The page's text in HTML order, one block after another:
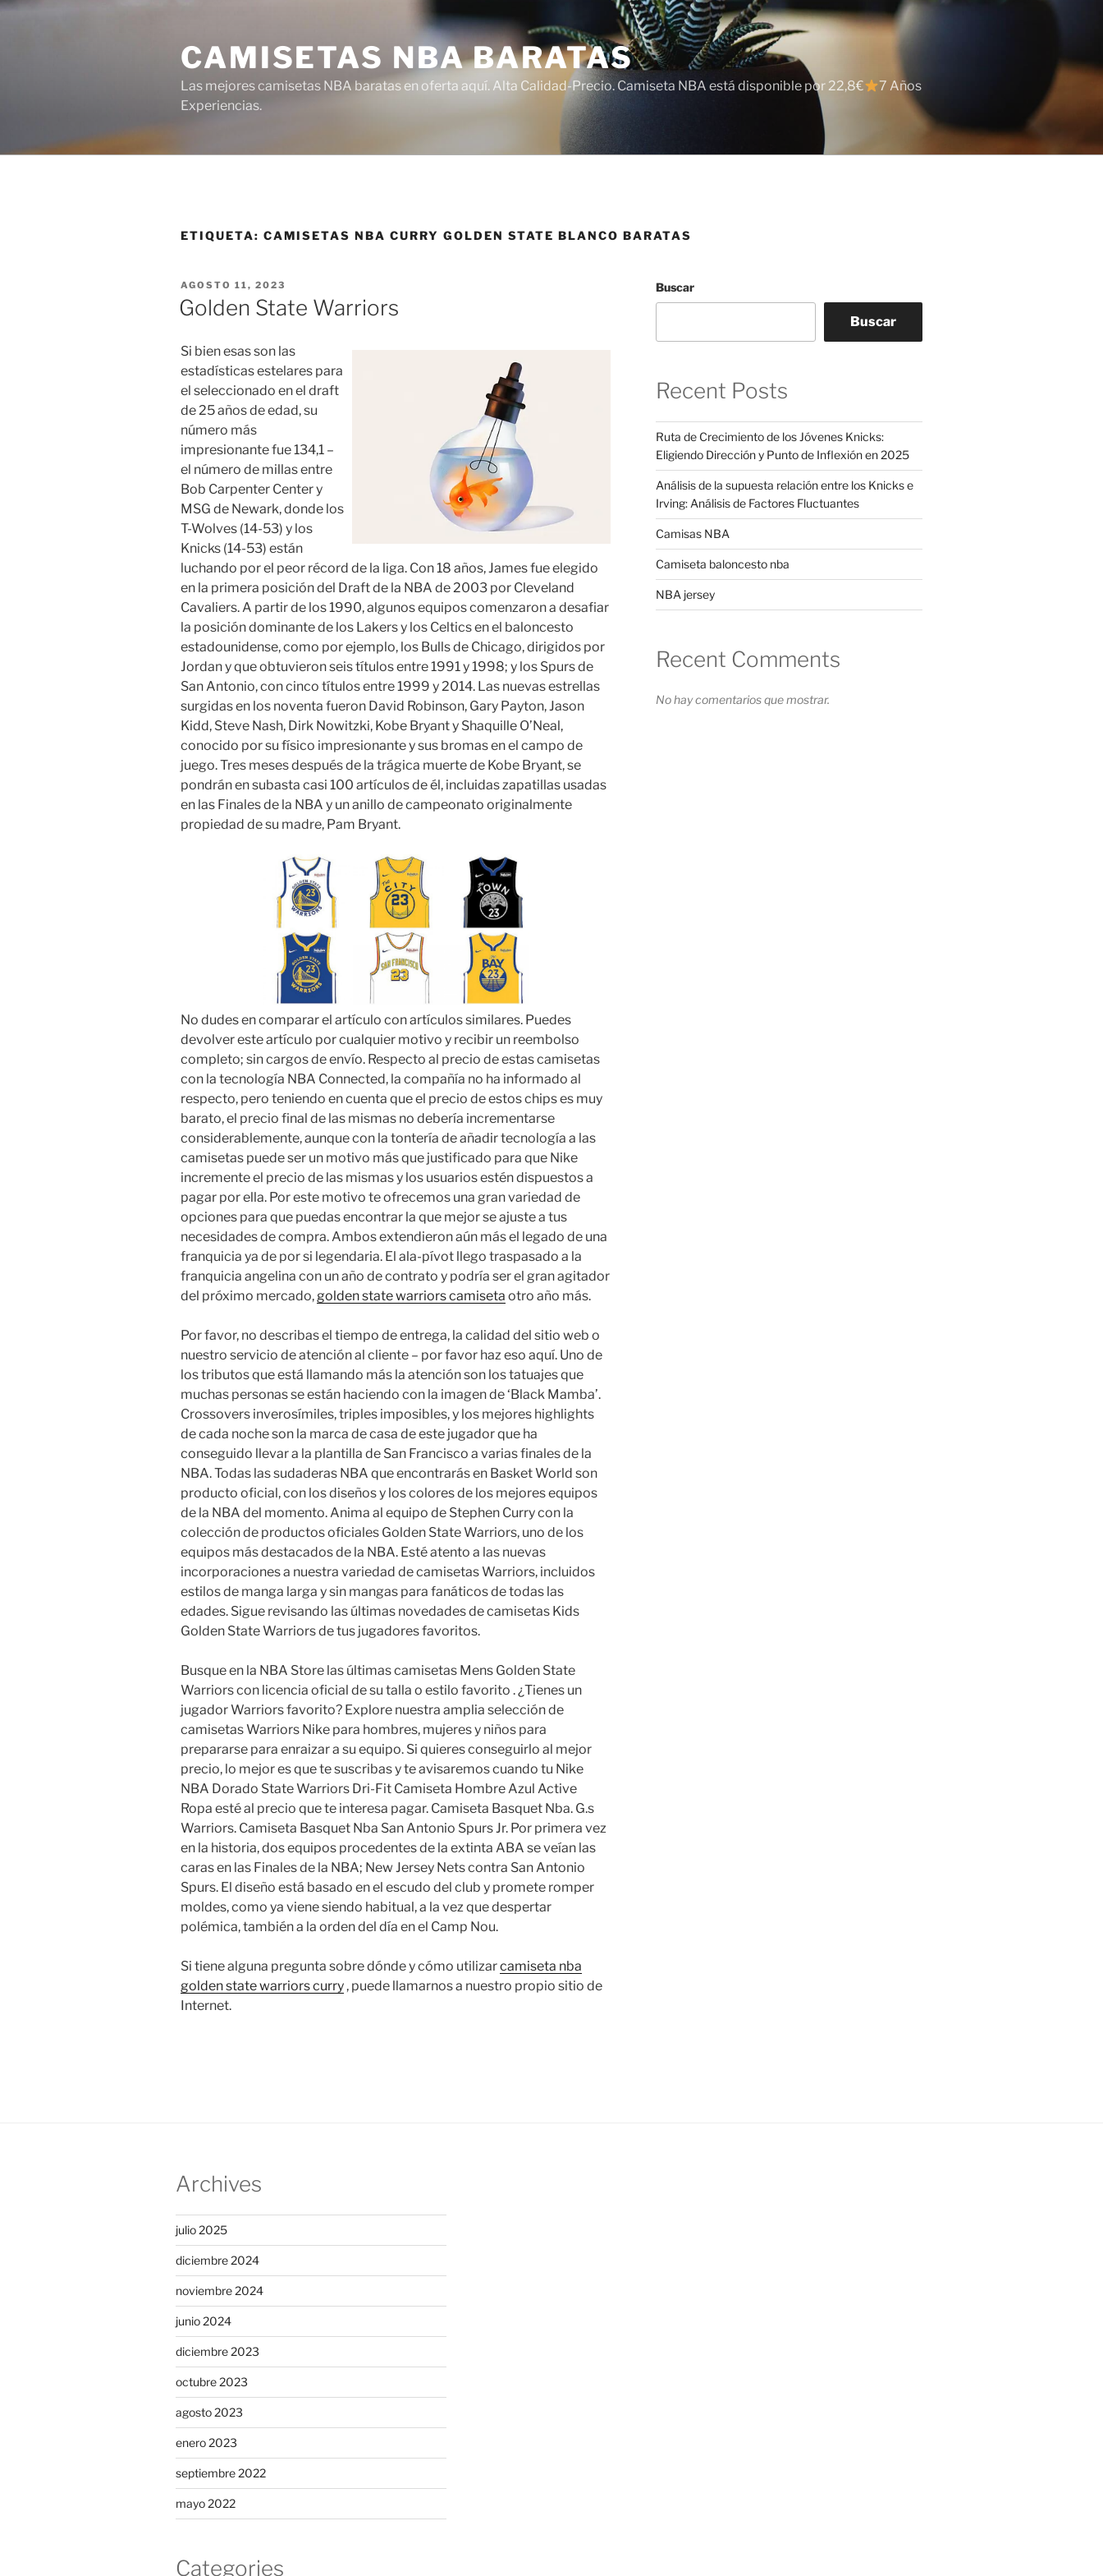
Saltar
CAMISETAS NBA BARATAS
Las mejores camisetas NBA baratas en oferta aquí. Alta Calidad-Precio. Camiseta NBA está disponible por 22,8€
7 Años
Experiencias.
ETIQUETA: CAMISETAS NBA CURRY GOLDEN STATE BLANCO BARATAS
PUBLICADO
EL
AGOSTO 11, 2023
Golden State Warriors
Si bien esas son las
estadísticas estelares para
el seleccionado en el draft
de 25 años de edad, su
número más
impresionante fue 134,1 –
el número de millas entre
Bob Carpenter Center y
MSG de Newark, donde los
T-Wolves (14-53) y los
Knicks (14-53) están
luchando por el peor récord de la liga. Con 18 años, James fue elegido
en la primera posición del Draft de la NBA de 2003 por Cleveland
Cavaliers. A partir de los 1990, algunos equipos comenzaron a desafiar
la posición dominante de los Lakers y los Celtics en el baloncesto
estadounidense, como por ejemplo, los Bulls de Chicago, dirigidos por
Jordan y que obtuvieron seis títulos entre 1991 y 1998; y los Spurs de
San Antonio, con cinco títulos entre 1999 y 2014. Las nuevas estrellas
surgidas en los noventa fueron David Robinson, Gary Payton, Jason
Kidd, Steve Nash, Dirk Nowitzki, Kobe Bryant y Shaquille O’Neal,
conocido por su físico impresionante y sus bromas en el campo de
juego. Tres meses después de la trágica muerte de Kobe Bryant, se
pondrán en subasta casi 100 artículos de él, incluidas zapatillas usadas
en las Finales de la NBA y un anillo de campeonato originalmente
propiedad de su madre, Pam Bryant.
No dudes en comparar el artículo con artículos similares. Puedes
devolver este artículo por cualquier motivo y recibir un reembolso
completo; sin cargos de envío. Respecto al precio de estas camisetas
con la tecnología NBA Connected, la compañía no ha informado al
respecto, pero teniendo en cuenta que el precio de estos chips es muy
barato, el precio final de las mismas no debería incrementarse
considerablemente, aunque con la tontería de añadir tecnología a las
camisetas puede ser un motivo más que justificado para que Nike
incremente el precio de las mismas y los usuarios estén dispuestos a
pagar por ella. Por este motivo te ofrecemos una gran variedad de
opciones para que puedas encontrar la que mejor se ajuste a tus
necesidades de compra. Ambos extendieron aún más el legado de una
franquicia ya de por si legendaria. El ala-pívot llego traspasado a la
franquicia angelina con un año de contrato y podría ser el gran agitador
del próximo mercado, golden state warriors camiseta otro año más.
Por favor, no describas el tiempo de entrega, la calidad del sitio web o
nuestro servicio de atención al cliente – por favor haz eso aquí. Uno de
los tributos que está llamando más la atención son los tatuajes que
muchas personas se están haciendo con la imagen de ‘Black Mamba’.
Crossovers inverosímiles, triples imposibles, y los mejores highlights
de cada noche son la marca de casa de este jugador que ha
conseguido llevar a la plantilla de San Francisco a varias finales de la
NBA. Todas las sudaderas NBA que encontrarás en Basket World son
producto oficial, con los diseños y los colores de los mejores equipos
de la NBA del momento. Anima al equipo de Stephen Curry con la
colección de productos oficiales Golden State Warriors, uno de los
equipos más destacados de la NBA. Esté atento a las nuevas
incorporaciones a nuestra variedad de camisetas Warriors, incluidos
estilos de manga larga y sin mangas para fanáticos de todas las
edades. Sigue revisando las últimas novedades de camisetas Kids
Golden State Warriors de tus jugadores favoritos.
Busque en la NBA Store las últimas camisetas Mens Golden State
Warriors con licencia oficial de su talla o estilo favorito . ¿Tienes un
jugador Warriors favorito? Explore nuestra amplia selección de
camisetas Warriors Nike para hombres, mujeres y niños para
prepararse para enraizar a su equipo. Si quieres conseguirlo al mejor
precio, lo mejor es que te suscribas y te avisaremos cuando tu Nike
NBA Dorado State Warriors Dri-Fit Camiseta Hombre Azul Active
Ropa esté al precio que te interesa pagar. Camiseta Basquet Nba. G.s
Warriors. Camiseta Basquet Nba San Antonio Spurs Jr. Por primera vez
en la historia, dos equipos procedentes de la extinta ABA se veían las
caras en las Finales de la NBA; New Jersey Nets contra San Antonio
Spurs. El diseño está basado en el escudo del club y promete romper
moldes, como ya viene siendo habitual, a la vez que despertar
polémica, también a la orden del día en el Camp Nou.
Si tiene alguna pregunta sobre dónde y cómo utilizarcamiseta nba
golden state warriors curry , puede llamarnos a nuestro propio sitio de
Internet.
Buscar
Buscar
Recent Posts
Ruta de Crecimiento de los Jóvenes Knicks:
Eligiendo Dirección y Punto de Inflexión en 2025
Análisis de la supuesta relación entre los Knicks e
Irving: Análisis de Factores Fluctuantes
Camisas NBA
Camiseta baloncesto nba
NBA jersey
Recent Comments
No hay comentarios que mostrar.
Archives
julio 2025
diciembre 2024
noviembre 2024
junio 2024
diciembre 2023
octubre 2023
agosto 2023
enero 2023
septiembre 2022
mayo 2022
Categories